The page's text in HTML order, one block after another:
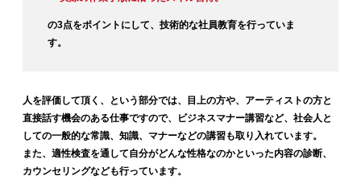
の3点をポイントにして、技術的な社員教育を行っていま
す。
人を評価して頂く、という部分では、目上の方や、アーティストの方と
直接話す機会のある仕事ですので、ビジネスマナー講習など、社会人と
しての一般的な常識、知識、マナーなどの講習も取り入れています。
また、適性検査を通して自分がどんな性格なのかといった内容の診断、
カウンセリングなども行っています。